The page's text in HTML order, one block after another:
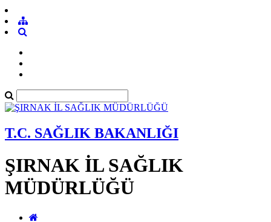
T.C. SAĞLIK BAKANLIĞI
ŞIRNAK İL SAĞLIK
MÜDÜRLÜĞÜ